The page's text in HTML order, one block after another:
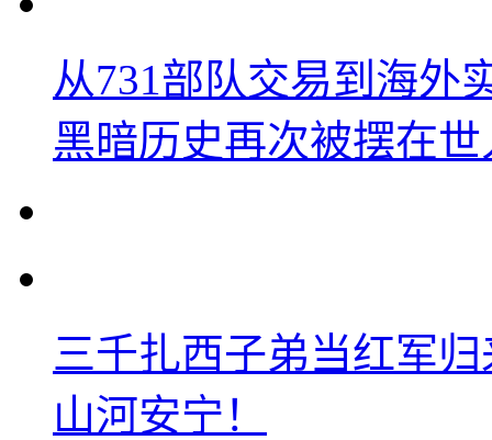
从731部队交易到海外
黑暗历史再次被摆在
三千扎西子弟当红军
山河安宁！